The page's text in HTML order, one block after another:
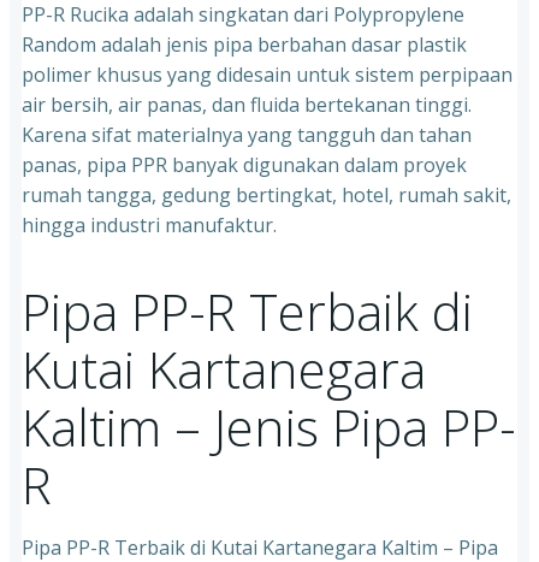
PP-R Rucika adalah singkatan dari Polypropylene
Random adalah jenis pipa berbahan dasar plastik
polimer khusus yang didesain untuk sistem perpipaan
air bersih, air panas, dan fluida bertekanan tinggi.
Karena sifat materialnya yang tangguh dan tahan
panas, pipa PPR banyak digunakan dalam proyek
rumah tangga, gedung bertingkat, hotel, rumah sakit,
hingga industri manufaktur.
Pipa PP-R Terbaik di
Kutai Kartanegara
Kaltim – Jenis Pipa PP-
R
Pipa PP-R Terbaik di Kutai Kartanegara Kaltim – Pipa